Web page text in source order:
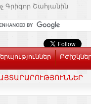
Գրիգոր Շահյանին